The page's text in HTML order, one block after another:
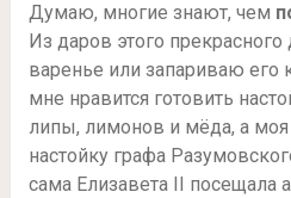
Думаю, многие знают, чем
Из даров этого
варенье или запариваю его
мне нравится готовить
липы, лимонов и мёда, а моя
настойку графа
сама Елизавета II посещала